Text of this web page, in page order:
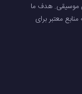
موسیقی. هدف ما
معتبر برای